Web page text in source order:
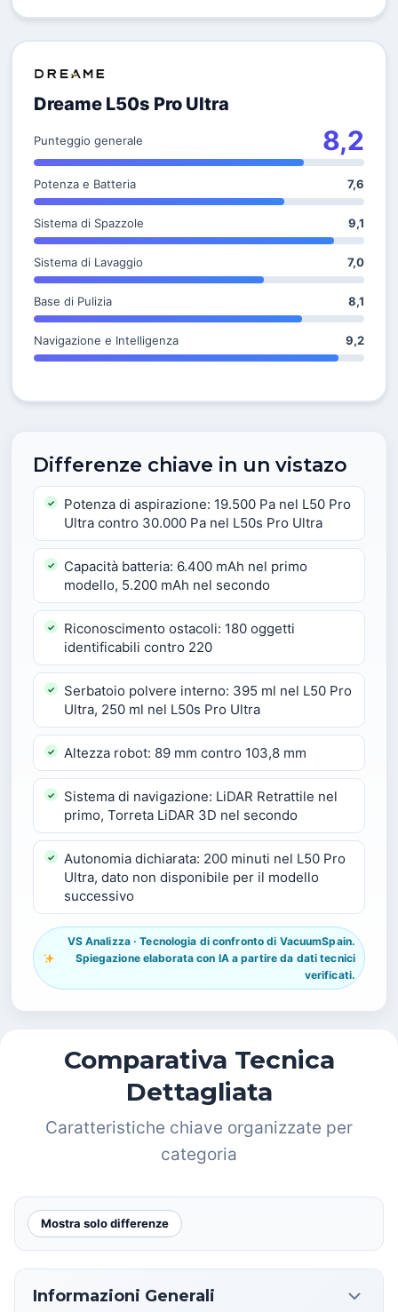
Dreame L50s Pro Ultra
Punteggio generale 8,2
Potenza e Batteria 7,6
Sistema di Spazzole 9,1
Sistema di Lavaggio 7,0
Base di Pulizia 8,1
Navigazione e Intelligenza 9,2
Differenze chiave in un vistazo
Potenza di aspirazione: 19.500 Pa nel L50 Pro
Ultra contro 30.000 Pa nel L50s Pro Ultra
Capacità batteria: 6.400 mAh nel primo
modello, 5.200 mAh nel secondo
Riconoscimento ostacoli: 180 oggetti
identificabili contro 220
Serbatoio polvere interno: 395 ml nel L50 Pro
Ultra, 250 ml nel L50s Pro Ultra
Altezza robot: 89 mm contro 103,8 mm
Sistema di navigazione: LiDAR Retrattile nel
primo, Torreta LiDAR 3D nel secondo
Autonomia dichiarata: 200 minuti nel L50 Pro
Ultra, dato non disponibile per il modello
successivo
VS Analizza · Tecnologia di confronto di VacuumSpain.
Spiegazione elaborata con IA a partire da dati tecnici
verificati.
Comparativa Tecnica
Dettagliata
Caratteristiche chiave organizzate per
categoria
Mostra solo differenze
Informazioni Generali